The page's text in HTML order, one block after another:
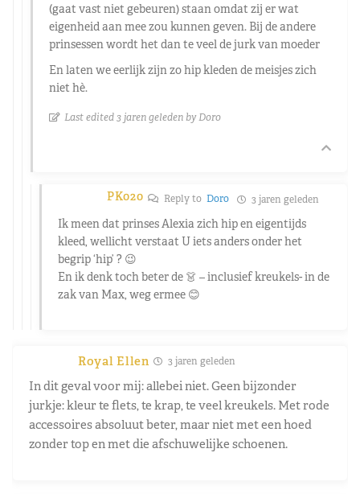
(gaat vast niet gebeuren) staan omdat zij er wat
eigenheid aan mee zou kunnen geven. Bij de andere
prinsessen wordt het dan te veel de jurk van moeder
En laten we eerlijk zijn zo hip kleden de meisjes zich
niet hè.
Last edited 3 jaren geleden by Doro
PK020 Reply to Doro 3 jaren geleden
Ik meen dat prinses Alexia zich hip en eigentijds
kleed, wellicht verstaat U iets anders onder het
begrip ‘hip’ ? 😉
En ik denk toch beter de 👗 – inclusief kreukels- in de
zak van Max, weg ermee 😊
Royal Ellen 3 jaren geleden
In dit geval voor mij: allebei niet. Geen bijzonder
jurkje: kleur te flets, te krap, te veel kreukels. Met rode
accessoires absoluut beter, maar niet met een hoed
zonder top en met die afschuwelijke schoenen.